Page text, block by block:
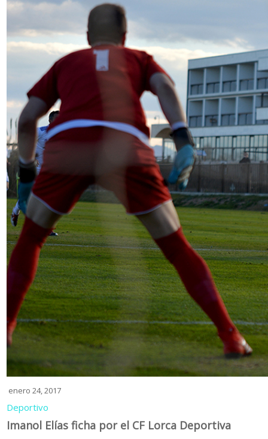
enero 24, 2017
Deportivo
Imanol Elías ficha por el CF Lorca Deportiva